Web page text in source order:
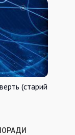
(старий